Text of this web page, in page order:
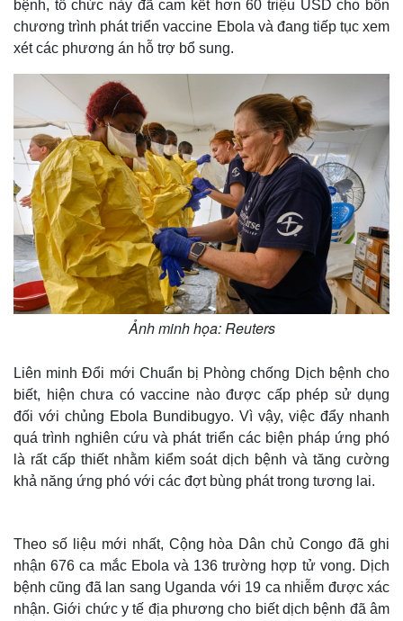
bệnh, tổ chức này đã cam kết hơn 60 triệu USD cho bốn
chương trình phát triển vaccine Ebola và đang tiếp tục xem
xét các phương án hỗ trợ bổ sung.
Ảnh minh họa: Reuters
Liên minh Đổi mới Chuẩn bị Phòng chống Dịch bệnh cho
biết, hiện chưa có vaccine nào được cấp phép sử dụng
đối với chủng Ebola Bundibugyo. Vì vậy, việc đẩy nhanh
quá trình nghiên cứu và phát triển các biện pháp ứng phó
là rất cấp thiết nhằm kiểm soát dịch bệnh và tăng cường
khả năng ứng phó với các đợt bùng phát trong tương lai.
Theo số liệu mới nhất, Cộng hòa Dân chủ Congo đã ghi
nhận 676 ca mắc Ebola và 136 trường hợp tử vong. Dịch
bệnh cũng đã lan sang Uganda với 19 ca nhiễm được xác
nhận. Giới chức y tế địa phương cho biết dịch bệnh đã âm